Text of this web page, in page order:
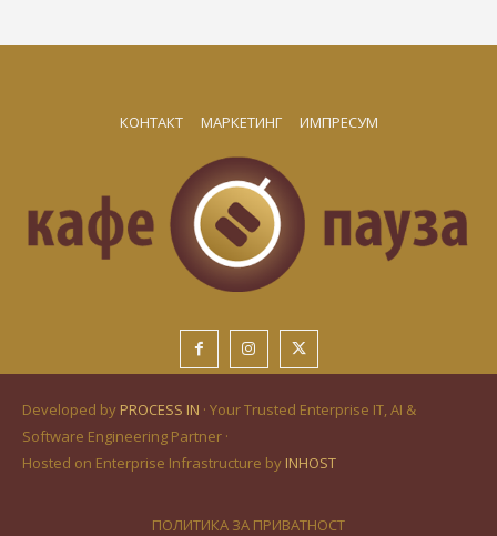
КОНТАКТ МАРКЕТИНГ ИМПРЕСУМ
Developed by PROCESS IN · Your Trusted Enterprise IT, AI &
Software Engineering Partner ·
Hosted on Enterprise Infrastructure by INHOST
ПОЛИТИКА ЗА ПРИВАТНОСТ